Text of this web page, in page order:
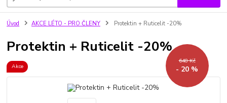
Úvod AKCE LÉTO - PRO ČLENY Protektin + Ruticelit -20%
Protektin + Ruticelit -20%
Akce
648 Kč
- 20 %